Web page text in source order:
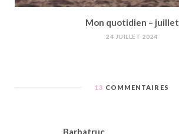
Mon quotidien – juillet
24 JUILLET 2024
13 COMMENTAIRES
Barbatruc